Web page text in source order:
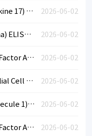
2026-06-02
Canine CCL17 (C-C motif chemokine 17) ELISA Kit
2026-06-02
Canine IFN-γ (Interferon Gamma) ELISA Kit
2026-06-02
Canine TNF-α (Tumor Necrosis Factor Alpha) ELISA Kit
2026-06-02
Canine VEGF (Vascular Endothelial Cell Growth Factor) ELISA Kit
2026-06-02
Canine KIM-1 (Kidney Injury Molecule 1) ELISA Kit
2026-06-02
Canine TNF-α (Tumor Necrosis Factor Alpha) ELISA Kit